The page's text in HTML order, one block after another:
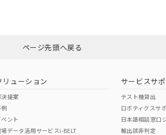
こちら
（アメリカ
ページ先頭へ戻る
リューション
提案
ベント
データ活用サービスi-BELT
サービスサ
テスト機貸出
ロボティクスサ
日本語相談窓口
輸出該非判定